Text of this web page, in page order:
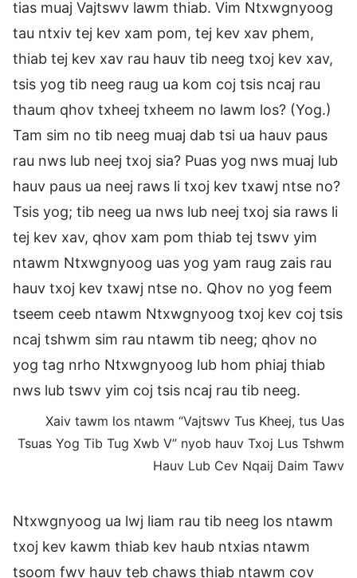
tias muaj Vajtswv lawm thiab. Vim Ntxwgnyoog
tau ntxiv tej kev xam pom, tej kev xav phem,
thiab tej kev xav rau hauv tib neeg txoj kev xav,
tsis yog tib neeg raug ua kom coj tsis ncaj rau
thaum qhov txheej txheem no lawm los? (Yog.)
Tam sim no tib neeg muaj dab tsi ua hauv paus
rau nws lub neej txoj sia? Puas yog nws muaj lub
hauv paus ua neej raws li txoj kev txawj ntse no?
Tsis yog; tib neeg ua nws lub neej txoj sia raws li
tej kev xav, qhov xam pom thiab tej tswv yim
ntawm Ntxwgnyoog uas yog yam raug zais rau
hauv txoj kev txawj ntse no. Qhov no yog feem
tseem ceeb ntawm Ntxwgnyoog txoj kev coj tsis
ncaj tshwm sim rau ntawm tib neeg; qhov no
yog tag nrho Ntxwgnyoog lub hom phiaj thiab
nws lub tswv yim coj tsis ncaj rau tib neeg.
Xaiv tawm los ntawm “Vajtswv Tus Kheej, tus Uas
Tsuas Yog Tib Tug Xwb V” nyob hauv Txoj Lus Tshwm
Hauv Lub Cev Nqaij Daim Tawv
Ntxwgnyoog ua lwj liam rau tib neeg los ntawm
txoj kev kawm thiab kev haub ntxias ntawm
tsoom fwv hauv teb chaws thiab ntawm cov